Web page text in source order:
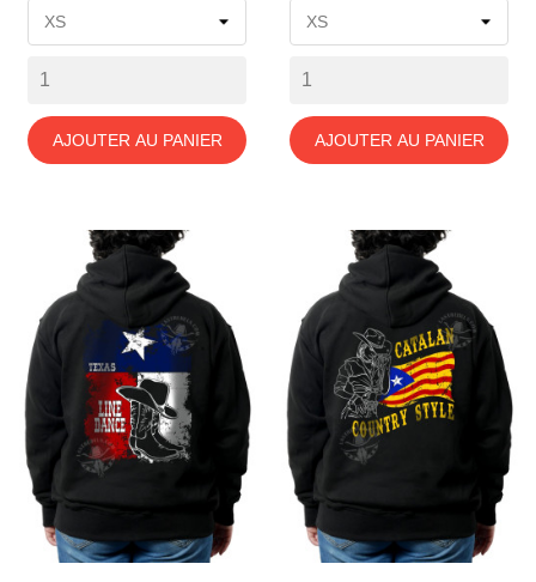
AJOUTER AU PANIER AJOUTER AU PANIER